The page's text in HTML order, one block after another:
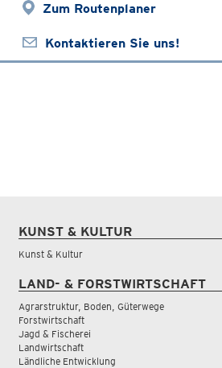
Zum Routenplaner
Kontaktieren Sie uns!
KUNST & KULTUR
Kunst & Kultur
LAND- & FORSTWIRTSCHAFT
Agrarstruktur, Boden, Güterwege
Forstwirtschaft
Jagd & Fischerei
Landwirtschaft
Ländliche Entwicklung